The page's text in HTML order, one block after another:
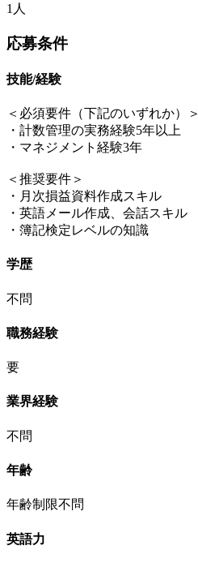
1人
応募条件
技能/経験
＜必須要件（下記のいずれか）＞
・計数管理の実務経験5年以上
・マネジメント経験3年
＜推奨要件＞
・月次損益資料作成スキル
・英語メール作成、会話スキル
・簿記検定レベルの知識
学歴
不問
職務経験
要
業界経験
不問
年齢
年齢制限不問
英語力